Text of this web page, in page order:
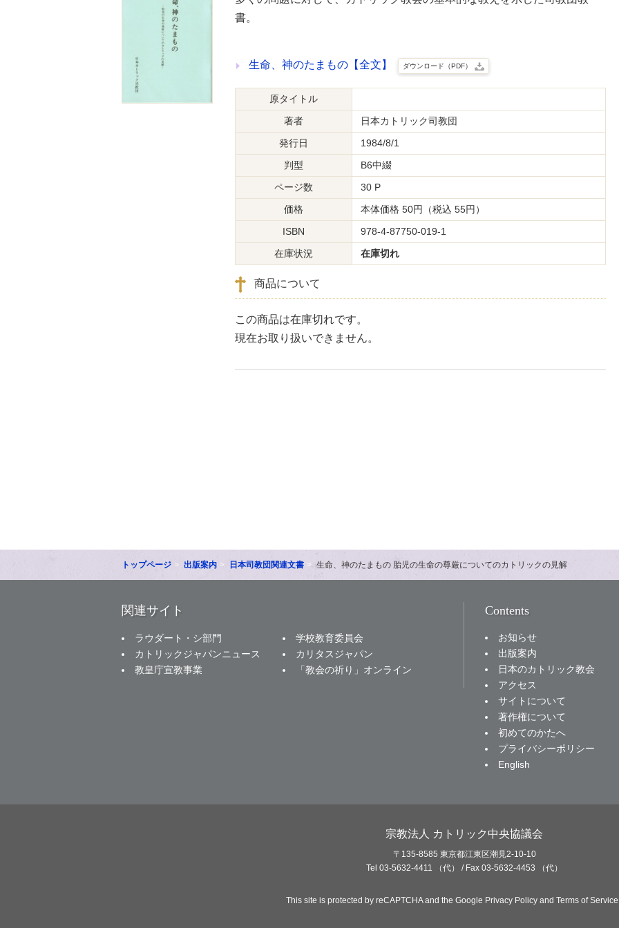
書。
生命、神のたまもの【全文】 ダウンロード（PDF）
原タイトル
著者
日本カトリック司教団
発行日
1984/8/1
判型
B6中綴
ページ数
30 P
価格
本体価格 50円（税込 55円）
ISBN
978-4-87750-019-1
在庫状況
在庫切れ
商品について
この商品は在庫切れです。
現在お取り扱いできません。
トップページ 出版案内 日本司教団関連文書 生命、神のたまもの 胎児の生命の尊厳についてのカトリックの見解
関連サイト
ラウダート・シ部門
学校教育委員会
カトリックジャパンニュース
カリタスジャパン
教皇庁宣教事業
「教会の祈り」オンライン
Contents
お知らせ
出版案内
日本のカトリック教会
アクセス
サイトについて
著作権について
初めてのかたへ
プライバシーポリシー
English
宗教法人 カトリック中央協議会
〒135-8585 東京都江東区潮見2-10-10
Tel 03-5632-4411 （代） / Fax 03-5632-4453 （代）
This site is protected by reCAPTCHA and the Google Privacy Policy and Terms of Service